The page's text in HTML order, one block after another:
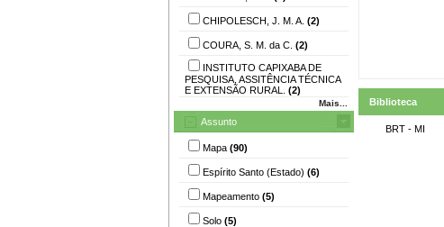
CHIPOLESCH, J. M. A. (2)
COURA, S. M. da C. (2)
INSTITUTO CAPIXABA DE
PESQUISA, ASSITÊNCIA TÉCNICA
E EXTENSÃO RURAL. (2)
Mais...
Assunto
Mapa (90)
Espírito Santo (Estado) (6)
Mapeamento (5)
Solo (5)
Biblioteca
BRT - MI